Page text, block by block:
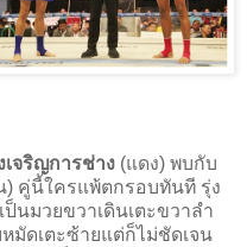
เจริญการช่าง (แดง) พบกับ
) คู่นี้ใครแพ้ตกรอบทันที รุ่ง
นมวยขวาเดินเตะขวาลำ
มัดเตะซ้ายแต่ก็ไม่ชัดเจน